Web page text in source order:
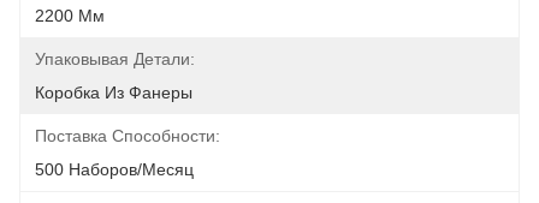
2200 Мм
Упаковывая Детали:
Коробка Из Фанеры
Поставка Способности:
500 Наборов/месяц